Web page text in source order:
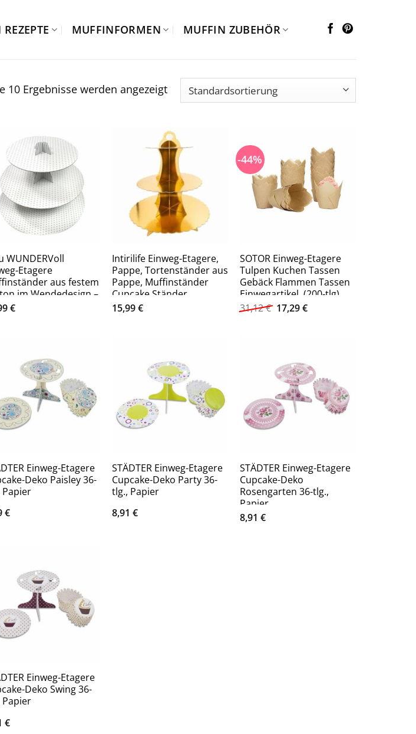
MUFFINFORMEN MUFFIN ZUBEHÖR
10 Ergebnisse werden angezeigt
WUNDERVoll
Etagere
aus festem
im Wendedesign –
1 grau, weiße
€
Intirilife Einweg-Etagere,
Pappe, Tortenständer aus
Pappe, Muffinständer
Cupcake Ständer
15,99€
-44%
SOTOR Einweg-Etagere
Tulpen Kuchen Tassen
Gebäck Flammen Tassen
Einwegartikel, (200-tlg),
Hochtemperatur-
31,12€ Ursprünglicher
Preis
17,29€Aktueller
Preis
Einweg-Etagere
Deko Paisley 36-
Papier
€
STÄDTER Einweg-Etagere
Cupcake-Deko Party 36-
tlg., Papier
8,91€
STÄDTER Einweg-Etagere
Cupcake-Deko
Rosengarten 36-tlg.,
Papier
8,91 €
Einweg-Etagere
Deko Swing 36-
Papier
€